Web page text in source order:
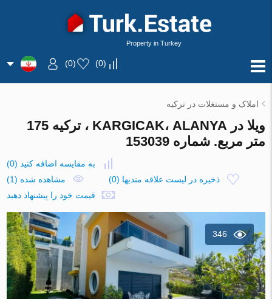
Property in Turkey
(
0
)
(
0
)
املاک و مستغلات در ترکیه
ویلا در KARGICAK، ALANYA ، ترکیه 175
متر مربع. شماره 153039
به مقایسه اضافه کنید (
0
)
ذخیره در لیست علاقه مندیها (
0
)
مشاهده شده (1)
قیمت خود را پیشنهاد دهید
346